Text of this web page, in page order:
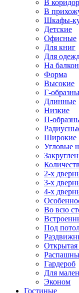
В коридор
В
Шкафы-
Детские
Офисные
Для книг
Для
На балкон
Форма
Высокие
Г-
Длинные
Низкие
П-
Широкие
Угловые
2-х
3-х
4-х
Во всю
Под
Открытая
Гардероб
Для
Эконом
Гостиные